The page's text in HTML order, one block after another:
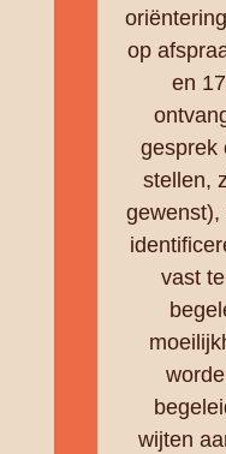
op
en
gesprek
stellen,
gewenst),
vast
wijten